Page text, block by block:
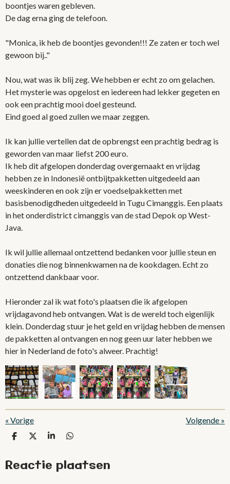
boontjes waren gebleven.
De dag erna ging de telefoon.
"Monica, ik heb de boontjes gevonden!!! Ze zaten er toch wel
gewoon bij.."
Nou, wat was ik blij zeg. We hebben er echt zo om gelachen.
Het mysterie was opgelost en iedereen had lekker gegeten en
ook een prachtig mooi doel gesteund.
Eind goed al goed zullen we maar zeggen.
Ik kan jullie vertellen dat de opbrengst een prachtig bedrag is
geworden van maar liefst 200 euro.
Ik heb dit afgelopen donderdag overgemaakt en vrijdag
hebben ze in Indonesië ontbijtpakketten uitgedeeld aan
weeskinderen en ook zijn er voedselpakketten met
basisbenodigdheden uitgedeeld in Tugu Cimanggis. Een plaats
in het onderdistrict cimanggis van de stad Depok op West-
Java.
Ik wil jullie allemaal ontzettend bedanken voor jullie steun en
donaties die nog binnenkwamen na de kookdagen. Echt zo
ontzettend dankbaar voor.
Hieronder zal ik wat foto's plaatsen die ik afgelopen
vrijdagavond heb ontvangen. Wat is de wereld toch eigenlijk
klein. Donderdag stuur je het geld en vrijdag hebben de mensen
de pakketten al ontvangen en nog geen uur later hebben we
hier in Nederland de foto's alweer. Prachtig!
« Vorige Volgende »
D
e
n
D
l
S
r
e
D
e
n
Reactie plaatsen